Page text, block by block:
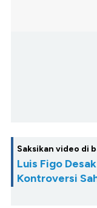
Saksikan video di
Luis Figo
Kontroversi